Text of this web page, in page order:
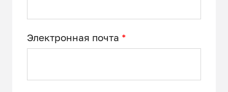
Электронная почта *